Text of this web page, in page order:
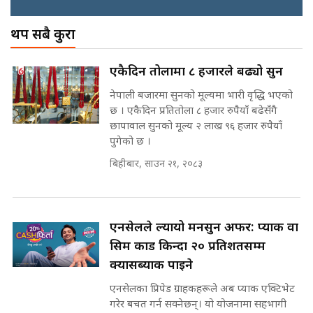
छैन खाली बेड || SIDHAKURA ||
राष्ट्रिय सवालमा ९ दल एकजुट ||
Prachanda, Rabi, Gagan Stand
on the Same Page ||
SIDHAKURA ||
भनिन्–साथ दिनुहोस्, दबाब होइन ||
रसुवाकाे भाङ्गे झरना | Bhange
Waterfall of Rasuwa ||
SIDHAKURA ||
SIDHAKURA
पोप्पोको पासोः कमाउने लोभमा घरबार नै
उठिबास | The Dark Side of
'Poppo Live'-SIDHAKURA
INVESTIGATION
घुसको डिल || Raj Kumar Gupta ||
भूमिसुधार मन्त्रीलाई जोगाइदै ! ||
SIDHAKURA ||
थप सबै कुरा
एकैदिन तोलामा ८ हजारले बढ्यो सुन
नेपाली बजारमा सुनको मूल्यमा भारी वृद्धि भएको
छ । एकैदिन प्रतितोला ८ हजार रुपैयाँ बढेसँगै
छापावाल सुनको मूल्य २ लाख ९६ हजार रुपैयाँ
पुगेको छ ।
बिहीबार, साउन २१, २०८३
एनसेलले ल्यायो मनसुन अफर: प्याक वा
सिम कार्ड किन्दा २० प्रतिशतसम्म
क्यासब्याक पाइने
एनसेलका प्रिपेड ग्राहकहरूले अब प्याक एक्टिभेट
गरेर बचत गर्न सक्नेछन्। यो योजनामा सहभागी